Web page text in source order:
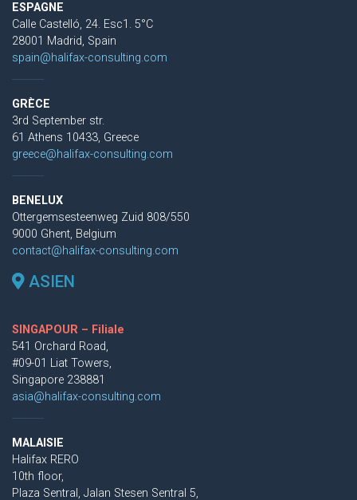
ESPAGNE
Calle Castelló, 24. Esc1. 5°C
28001 Madrid, Spain
spain@halifax-consulting.com
GRÈCE
3rd September str.
61 Athens 10433, Greece
greece@halifax-consulting.com
BENELUX
Ottergemsesteenweg Zuid 808/550
9000 Ghent, Belgium
contact@halifax-consulting.com
ASIEN
SINGAPOUR – Filiale
541 Orchard Road,
#09-01 Liat Towers,
Singapore 238881
asia@halifax-consulting.com
MALAISIE
Halifax RERO
10th floor,
Plaza Sentral, Jalan Stesen Sentral 5,